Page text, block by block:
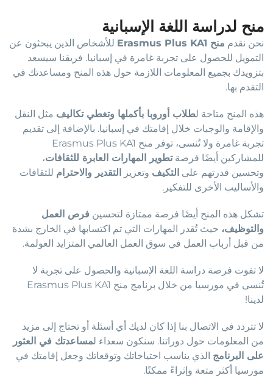
منح لدراسة اللغة الإسبانية
نحن نقدم منح Erasmus Plus KA1
للأشخاص الذين يبحثون عن
التمويل للحصول على تجربة غامرة في إسبانيا. فريقنا سيسعد
بتزويدك بجميع المعلومات اللازمة حول هذه المنح ومساعدتك في
التقدم بها.
هذه المنح متاحة ل طلاب أوروبا بأكملها وتغطي تكاليفمثل النقل
والإقامة والوجبات خلال إقامتك في إسبانيا. بالإضافة إلى تقديم
تجربة غامرة ولا تُنسى، توفر منح Erasmus Plus KA1
للمشاركين أيضًا فرصة تطوير المهارات العابرة للثقافات،
وتحسين قدرتهم على التكيفوتعزيز التقدير والاحترامللثقافات
والأساليب الأخرى للتفكير.
تشكل هذه المنح أيضًا فرصة ممتازة لتحسين فرص العمل
والتوظيف،حيث تُقدر المهارات التي تم اكتسابها في الخارج بشدة
من قبل أرباب العمل في سوق العمل العالمي المتزايد العولمة.
لا تفوت فرصة دراسة اللغة الإسبانية والحصول على تجربة لا
تُنسى في مورسيا من خلال برنامج منح Erasmus Plus KA1
لدينا!
لا تتردد في الاتصال بنا إذا كان لديك أي أسئلة أو تحتاج إلى مزيد
من المعلومات حول دوراتنا. سنكون سعداء ل مساعدتك في العثور
على البرنامجالذي يناسب احتياجاتك وتوقعاتك وجعل إقامتك في
مورسيا أكثر متعة وإثراءً ممكنًا.